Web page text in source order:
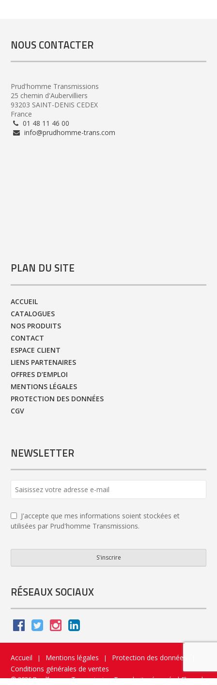
NOUS CONTACTER
Prud'homme Transmissions
25 chemin d'Aubervilliers
93203 SAINT-DENIS CEDEX
France
01 48 11 46 00
info@prudhomme-trans.com
PLAN DU SITE
ACCUEIL
CATALOGUES
NOS PRODUITS
CONTACT
ESPACE CLIENT
LIENS PARTENAIRES
OFFRES D’EMPLOI
MENTIONS LÉGALES
PROTECTION DES DONNÉES
CGV
NEWSLETTER
J'accepte que mes informations soient stockées et
utilisées par Prud'homme Transmissions.
S'inscrire
URL *
RÉSEAUX SOCIAUX
Accueil | Mentions légales | Protection des données
Conditions générales de ventes
© 2026 Prud’homme Transmission. Tous droits réservés|Flippad